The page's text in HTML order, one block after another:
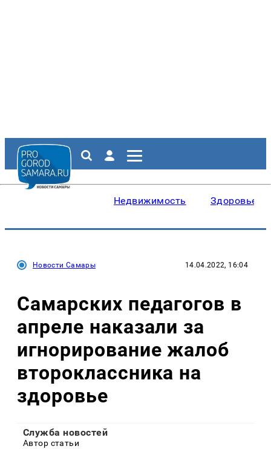
Недвижимость Здоровье
Новости Самары 14.04.2022, 16:04
Самарских педагогов в
апреле наказали за
игнорирование жалоб
второклассника на
здоровье
Служба новостей
Автор статьи